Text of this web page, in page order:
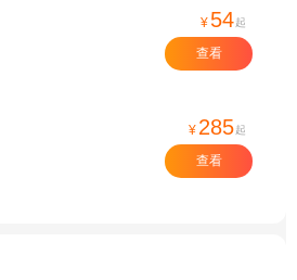
¥ 54起
查看
¥ 285起
查看